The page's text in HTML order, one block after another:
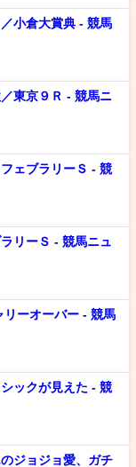
小倉大賞典 - 競馬
東京９Ｒ - 競馬ニ
ェブラリーＳ - 競
リーＳ - 競馬ニュ
リーオーバー - 競馬
ックが見えた - 競
ジョジョ愛、ガチ